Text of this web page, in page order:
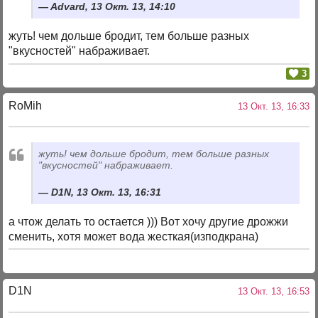
Advard, 13 Окт. 13, 14:10
жуть! чем дольше бродит, тем больше разных
"вкусностей" набраживает.
3
RoMih 13 Окт. 13, 16:33
жуть! чем дольше бродит, тем больше разных
"вкусностей" набраживает.
D1N, 13 Окт. 13, 16:31
а чтож делать то остается ))) Вот хочу другие дрожжи
сменить, хотя может вода жесткая(изподкрана)
D1N 13 Окт. 13, 16:53